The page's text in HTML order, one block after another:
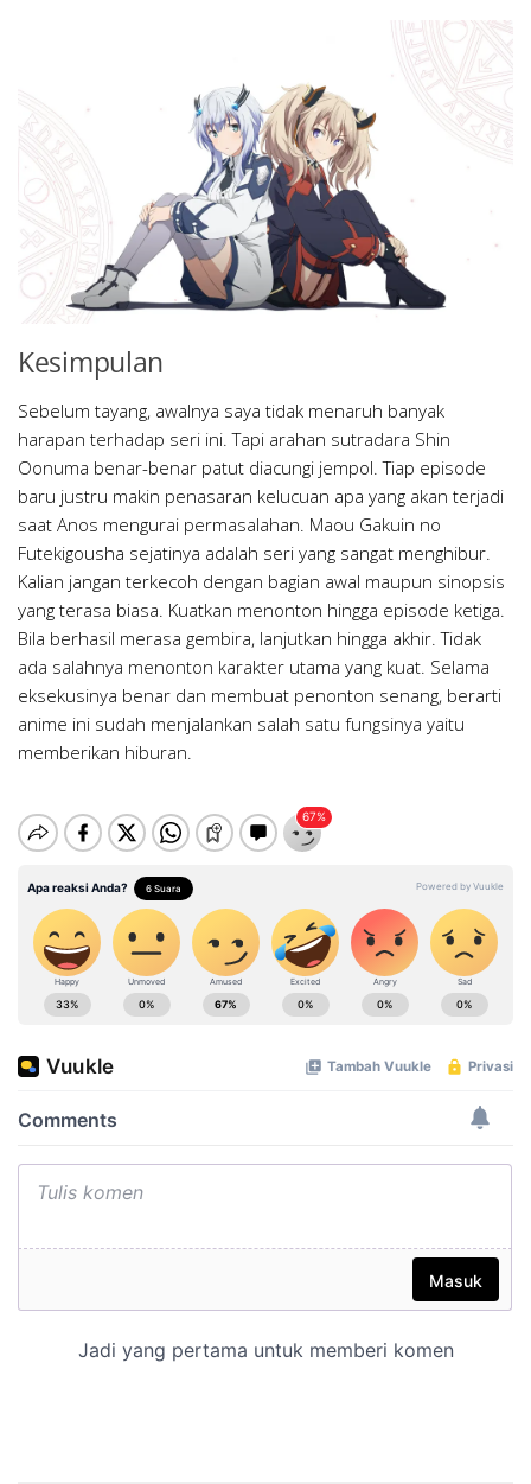
Kesimpulan
Sebelum tayang, awalnya saya tidak menaruh banyak
harapan terhadap seri ini. Tapi arahan sutradara Shin
Oonuma benar-benar patut diacungi jempol. Tiap episode
baru justru makin penasaran kelucuan apa yang akan terjadi
saat Anos mengurai permasalahan. Maou Gakuin no
Futekigousha sejatinya adalah seri yang sangat menghibur.
Kalian jangan terkecoh dengan bagian awal maupun sinopsis
yang terasa biasa. Kuatkan menonton hingga episode ketiga.
Bila berhasil merasa gembira, lanjutkan hingga akhir. Tidak
ada salahnya menonton karakter utama yang kuat. Selama
eksekusinya benar dan membuat penonton senang, berarti
anime ini sudah menjalankan salah satu fungsinya yaitu
memberikan hiburan.